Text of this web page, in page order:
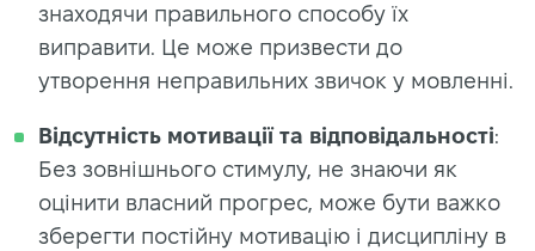
знаходячи правильного способу їх
виправити. Це може призвести до
утворення неправильних звичок у мовленні.
Відсутність мотивації та відповідальності:
Без зовнішнього стимулу, не знаючи як
оцінити власний прогрес, може бути важко
зберегти постійну мотивацію і дисципліну в